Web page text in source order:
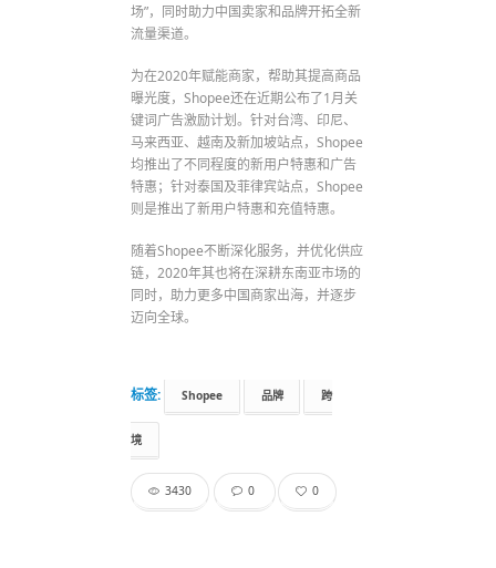
场”，同时助力中国卖家和品牌开拓全新
流量渠道。
为在2020年赋能商家，帮助其提高商品
曝光度，Shopee还在近期公布了1月关
键词广告激励计划。针对台湾、印尼、
马来西亚、越南及新加坡站点，Shopee
均推出了不同程度的新用户特惠和广告
特惠；针对泰国及菲律宾站点，Shopee
则是推出了新用户特惠和充值特惠。
随着Shopee不断深化服务，并优化供应
链，2020年其也将在深耕东南亚市场的
同时，助力更多中国商家出海，并逐步
迈向全球。
标签: Shopee 品牌 跨
境
3430 0 0